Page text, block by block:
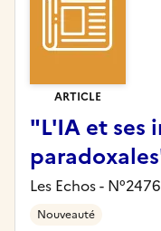
ARTICLE
"L'IA et ses
Les Echos -
Nouveauté